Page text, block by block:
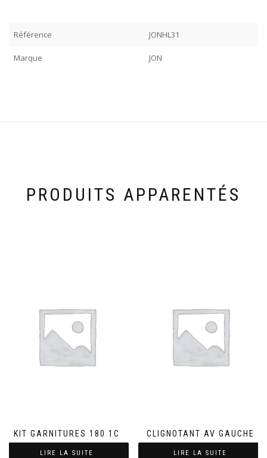
Référence JONHL31
Marque JON
PRODUITS APPARENTÉS
KIT GARNITURES 180 1C
LIRE LA SUITE
CLIGNOTANT AV GAUCHE
LIRE LA SUITE